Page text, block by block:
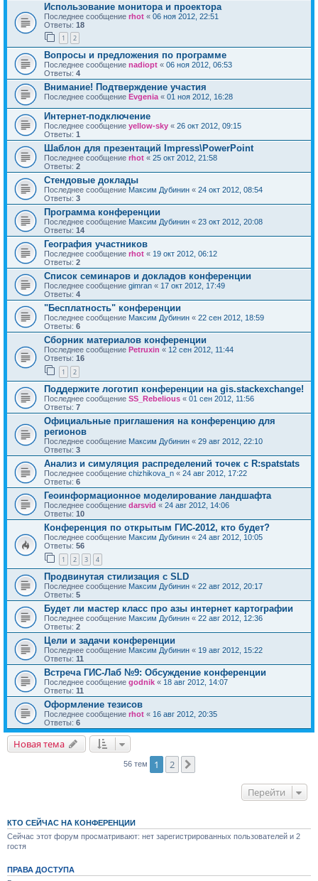
Использование монитора и проектора
Последнее сообщение rhot « 06 ноя 2012, 22:51
Ответы: 18
1 2
Вопросы и предложения по программе
Последнее сообщение nadiopt « 06 ноя 2012, 06:53
Ответы: 4
Внимание! Подтверждение участия
Последнее сообщение Evgenia« 01 ноя 2012, 16:28
Интернет-подключение
Последнее сообщение yellow-sky « 26 окт 2012, 09:15
Ответы: 1
Шаблон для презентаций Impress\PowerPoint
Последнее сообщение rhot « 25 окт 2012, 21:58
Ответы: 2
Стендовые доклады
Последнее сообщение Максим Дубинин « 24 окт 2012, 08:54
Ответы: 3
Программа конференции
Последнее сообщение Максим Дубинин « 23 окт 2012, 20:08
Ответы: 14
География участников
Последнее сообщение rhot « 19 окт 2012, 06:12
Ответы: 2
Список семинаров и докладов конференции
Последнее сообщение gimran « 17 окт 2012, 17:49
Ответы: 4
"Бесплатность" конференции
Последнее сообщение Максим Дубинин « 22 сен 2012, 18:59
Ответы: 6
Сборник материалов конференции
Последнее сообщение Petruxin « 12 сен 2012, 11:44
Ответы: 16
1 2
Поддержите логотип конференции на gis.stackexchange!
Последнее сообщение SS_Rebelious « 01 сен 2012, 11:56
Ответы: 7
Официальные приглашения на конференцию для
регионов
Последнее сообщение Максим Дубинин « 29 авг 2012, 22:10
Ответы: 3
Анализ и симуляция распределений точек с R:spatstats
Последнее сообщение chizhikova_n « 24 авг 2012, 17:22
Ответы: 6
Геоинформационное моделирование ландшафта
Последнее сообщение darsvid « 24 авг 2012, 14:06
Ответы: 10
Конференция по открытым ГИС-2012, кто будет?
Последнее сообщение Максим Дубинин « 24 авг 2012, 10:05
Ответы: 56
1 2 3 4
Продвинутая стилизация с SLD
Последнее сообщение Максим Дубинин « 22 авг 2012, 20:17
Ответы: 5
Будет ли мастер класс про азы интернет картографии
Последнее сообщение Максим Дубинин « 22 авг 2012, 12:36
Ответы: 2
Цели и задачи конференции
Последнее сообщение Максим Дубинин « 19 авг 2012, 15:22
Ответы: 11
Встреча ГИС-Лаб №9: Обсуждение конференции
Последнее сообщение godnik « 18 авг 2012, 14:07
Ответы: 11
Оформление тезисов
Последнее сообщение rhot « 16 авг 2012, 20:35
Ответы: 6
Новая тема
56 тем 1 2
Перейти
КТО СЕЙЧАС НА КОНФЕРЕНЦИИ
Сейчас этот форум просматривают: нет зарегистрированных пользователей и 2
гостя
ПРАВА ДОСТУПА